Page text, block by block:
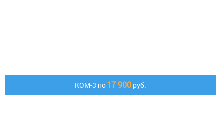
КОМ-3 по 17 900 руб.